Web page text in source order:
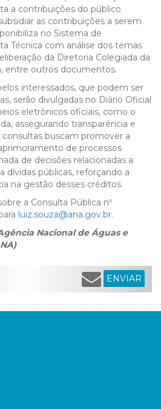
a contribuições do público
as contribuições a serem
no Sistema de
Técnica com análise dos temas
da Diretoria Colegiada da
entre outros documentos.
interessados, que podem ser
serão divulgadas no Diário Oficial
eletrônicos oficiais, como o
assegurando transparência e
consultas buscam promover a
de processos
de decisões relacionadas a
dívidas públicas, reforçando a
na gestão desses créditos.
a Consulta Pública nº
luiz.souza@ana.gov.br.
Nacional de Águas e
ENVIAR